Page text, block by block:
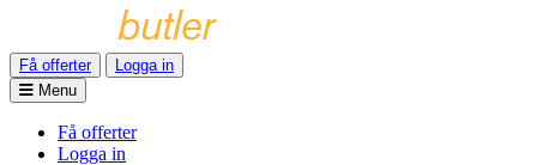
Få offerter
Logga in
Menu
Få offerter
Logga in